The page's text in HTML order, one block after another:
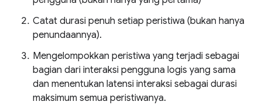
Catat durasi penuh setiap peristiwa (bukan hanya
penundaannya).
Mengelompokkan peristiwa yang terjadi sebagai
bagian dari interaksi pengguna logis yang sama
dan menentukan latensi interaksi sebagai durasi
maksimum semua peristiwanya.